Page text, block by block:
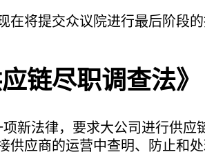
在将提交众议院进行最后阶段
链尽职调查法》
新法律，要求大公司进行供应
应商的运营中查明、防止和处